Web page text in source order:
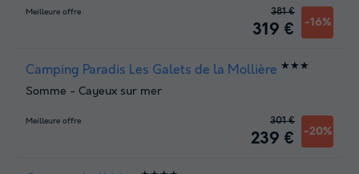
Meilleure offre
319 € -16%
381 €
Camping Paradis Les Galets de la Mollière ★★★
Somme - Cayeux sur mer
Meilleure offre
239 € -20%
301 €